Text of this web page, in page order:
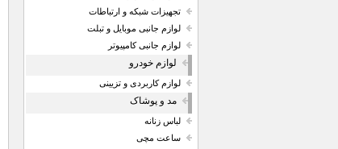
تجهیزات شبکه و ارتباطات
لوازم جانبی موبایل و تبلت
لوازم جانبی کامپیوتر
لوازم خودرو
لوازم کاربردی و تزیینی
مد و پوشاک
لباس زنانه
ساعت مچی